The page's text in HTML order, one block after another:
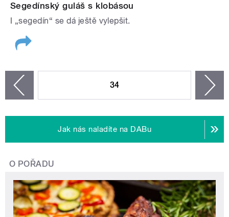
Segedínský guláš s klobásou
I „segedín“ se dá ještě vylepšit.
34
Jak nás naladíte na DABu
O POŘADU